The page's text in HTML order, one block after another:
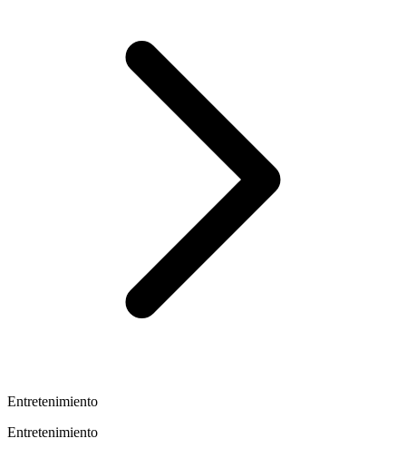
Entretenimiento
Entretenimiento